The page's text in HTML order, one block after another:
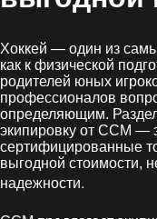
Хоккей — один из
как к физической
родителей юных
профессионалов
определяющим.
экипировку от CCM —
сертифицированные
выгодной стоимости,
надежности.